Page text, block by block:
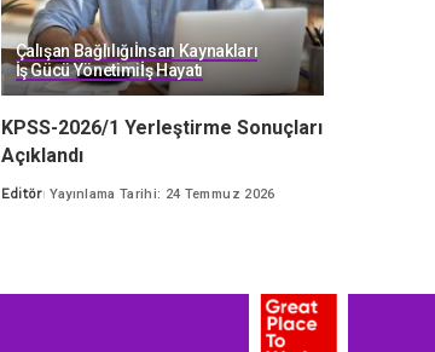
Çalışan Bağlılığıİnsan Kaynakları
İş Gücü Yönetimiİş Hayatı
KPSS-2026/1 Yerleştirme Sonuçları
Açıklandı
Posted
Editör Yayınlama Tarihi: 24 Temmuz 2026